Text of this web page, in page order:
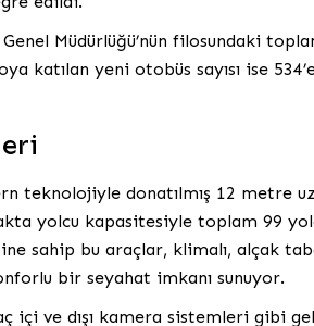
Müdürlüğü’nün filosundaki
katılan yeni otobüs sayısı ise
teknolojiyle donatılmış 12 metre
yolcu kapasitesiyle toplam 99
sahip bu araçlar, klimalı, alçak
bir seyahat imkanı sunuyor.
içi ve dışı kamera sistemleri gibi